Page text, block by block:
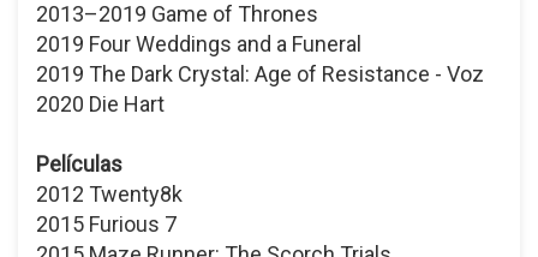
2013–2019 Game of Thrones
2019 Four Weddings and a Funeral
2019 The Dark Crystal: Age of Resistance - Voz
2020 Die Hart
Películas
2012 Twenty8k
2015 Furious 7